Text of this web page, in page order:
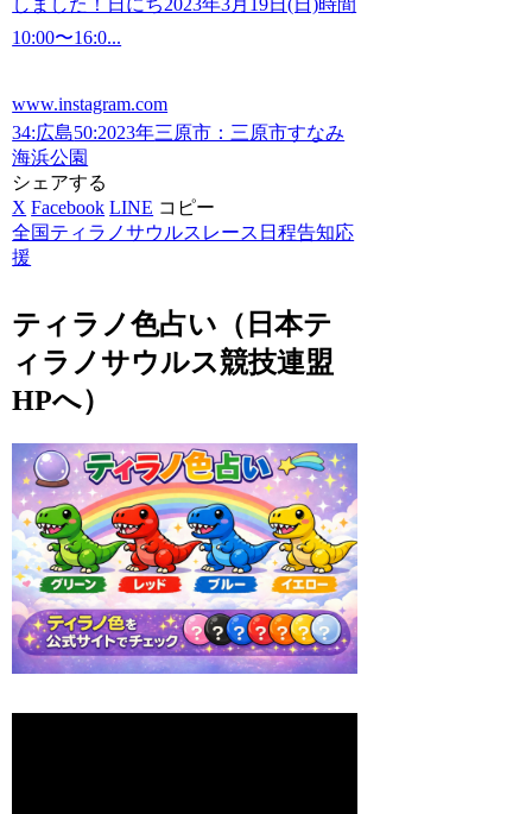
しました！日にち2023年3月19日(日)時間
10:00〜16:0...
www.instagram.com
34:広島50:2023年三原市：三原市すなみ
海浜公園
シェアする
X Facebook LINE コピー
全国ティラノサウルスレース日程告知応
援
ティラノ色占い（日本テ
ィラノサウルス競技連盟
HPへ）